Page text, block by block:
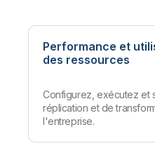
Performance et
des ressources
Configurez, exécutez et
réplication et de
l'entreprise.